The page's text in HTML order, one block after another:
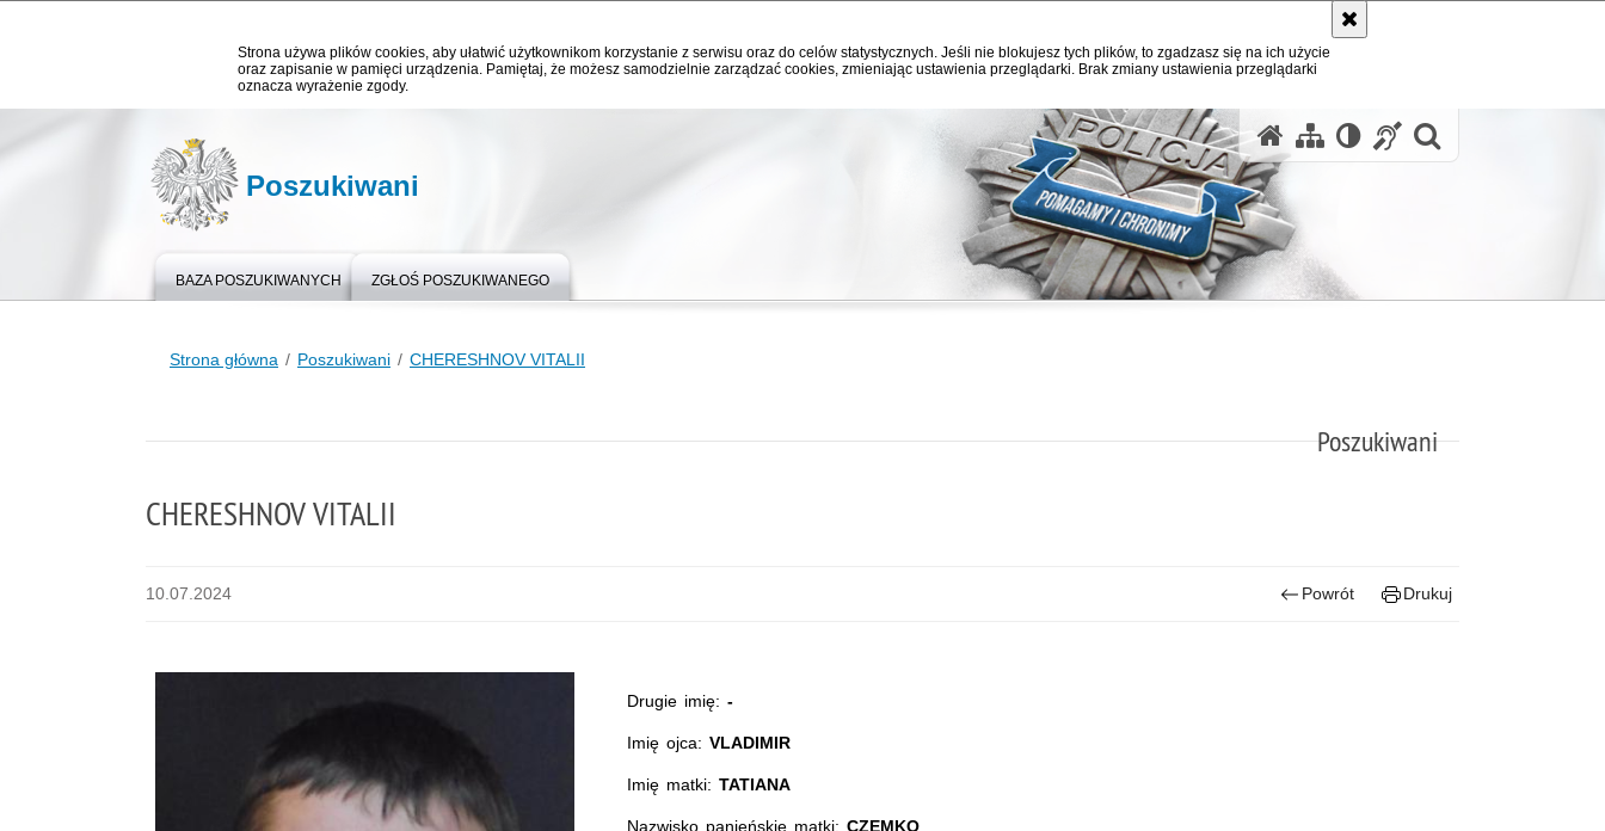
Strona używa plików cookies, aby ułatwić użytkownikom korzystanie z serwisu oraz do celów statystycznych. Jeśli nie blokujesz tych plików, to zgadzasz się na ich użycie
oraz zapisanie w pamięci urządzenia. Pamiętaj, że możesz samodzielnie zarządzać cookies, zmieniając ustawienia przeglądarki. Brak zmiany ustawienia przeglądarki
oznacza wyrażenie zgody.
Poszukiwani
BAZA POSZUKIWANYCH ZGŁOŚ POSZUKIWANEGO
Strona główna Poszukiwani CHERESHNOV VITALII
Poszukiwani
CHERESHNOV VITALII
10.07.2024 Powrót Drukuj
Drugie imię:-
Imię ojca:VLADIMIR
Imię matki:TATIANA
Nazwisko panieńskie matki:CZEMKO